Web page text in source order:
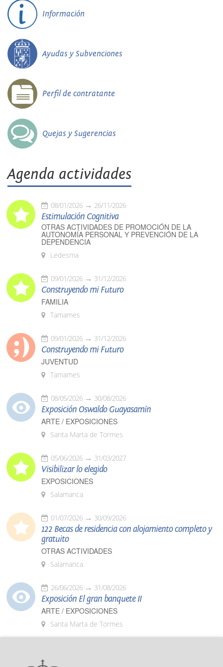
Información
Ayudas y Subvenciones
Perfil de contratante
Quejas y Sugerencias
Agenda actividades
08/01/2026 26/11/2026
Estimulación Cognitiva
OTRAS ACTIVIDADES DE PROMOCIÓN DE LA
AUTONOMÍA PERSONAL Y PREVENCIÓN DE LA
DEPENDENCIA
Ledesma
09/01/2026 31/12/2026
Construyendo mi Futuro
FAMILIA
Tamames
09/01/2026 31/12/2026
Construyendo mi Futuro
JUVENTUD
Tamames
08/05/2026 30/08/2026
Exposición Oswaldo Guayasamín
ARTE / EXPOSICIONES
Santa Marta de Tormes
05/06/2026 31/03/2027
Visibilizar lo elegido
EXPOSICIONES
Salamanca
01/07/2026 30/09/2026
122 Becas de residencia con alojamiento completo y
gratuito
OTRAS ACTIVIDADES
Salamanca
26/06/2026 31/08/2026
Exposición El gran banquete II
ARTE / EXPOSICIONES
Santa Marta de Tormes